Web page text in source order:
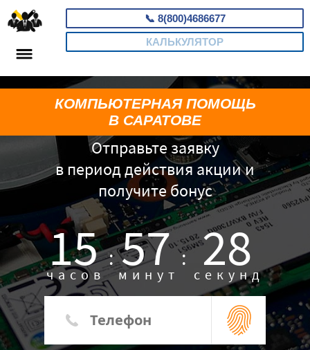
📞 8(800)4686677
КАЛЬКУЛЯТОР
Отправьте заявку
в период действия акции и
получите бонус
15 :
часов 57 :
минут 27
секунд
КОМПЬЮТЕРНАЯ ПОМОЩЬ
В САРАТОВЕ